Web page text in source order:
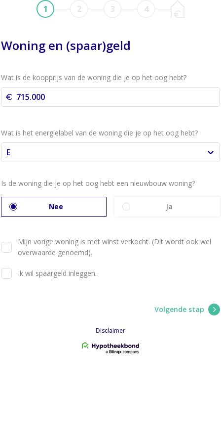
1 2 3 4
Woning en (spaar)geld
Wat is de koopprijs van de woning die je op het oog hebt?
Wat is het energielabel van de woning die je op het oog hebt?
E
Is de woning die je op het oog hebt een nieuwbouw woning?
Nee Ja
Mijn vorige woning is met winst verkocht. (Dit wordt ook wel
overwaarde genoemd).
Ik wil spaargeld inleggen.
Volgende stap
Disclaimer